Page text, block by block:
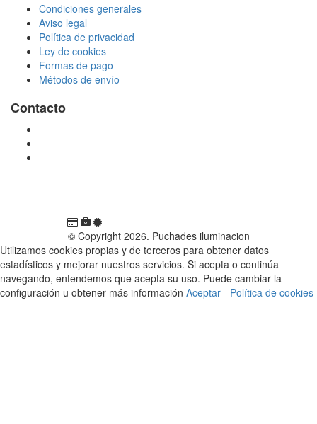
Condiciones generales
Aviso legal
Política de privacidad
Ley de cookies
Formas de pago
Métodos de envío
Contacto
© Copyright 2026. Puchades iluminacion
Utilizamos cookies propias y de terceros para obtener datos
estadísticos y mejorar nuestros servicios. Si acepta o continúa
navegando, entendemos que acepta su uso. Puede cambiar la
configuración u obtener más información Aceptar - Política de cookies